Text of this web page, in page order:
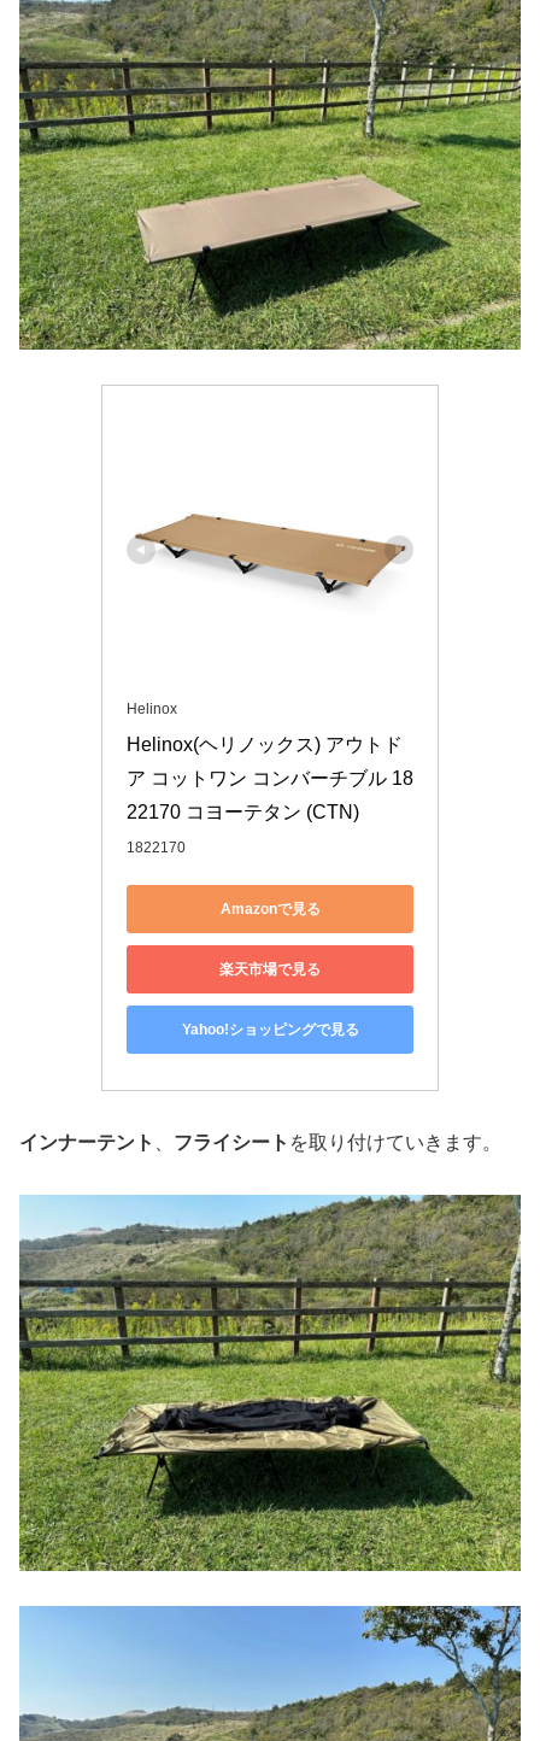
Helinox
Helinox(ヘリノックス) アウトド
ア コットワン コンバーチブル 18
22170 コヨーテタン (CTN)
1822170
Amazonで見る
楽天市場で見る
Yahoo!ショッピングで見る
インナーテント フライシート を取り付けていきます。